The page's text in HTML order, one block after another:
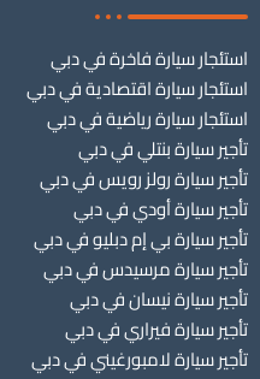
استئجار سيارة فاخرة في دبي
استئجار سيارة اقتصادية في دبي
استئجار سيارة رياضية في دبي
تأجير سيارة بنتلي في دبي
تأجير سيارة رولز رويس في دبي
تأجير سيارة أودي في دبي
تأجير سيارة بي إم دبليو في دبي
تأجير سيارة مرسيدس في دبي
تأجير سيارة نيسان في دبي
تأجير سيارة فيراري في دبي
تأجير سيارة لامبورغيني في دبي